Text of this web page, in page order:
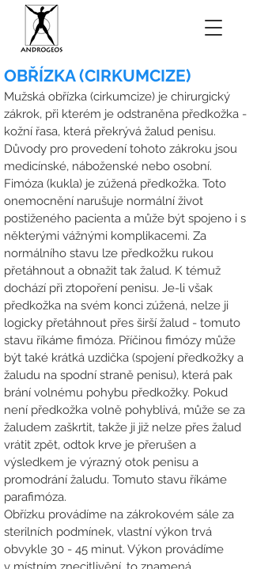
OBŘÍZKA (CIRKUMCIZE)
Mužská obřízka (cirkumcize) je chirurgický
zákrok, při kterém je odstraněna předkožka -
kožní řasa, která překrývá žalud penisu.
Důvody pro provedení tohoto zákroku jsou
medicínské, náboženské nebo osobní.
Fimóza (kukla) je zúžená předkožka. Toto
onemocnění narušuje normální život
postiženého pacienta a může být spojeno i s
některými vážnými komplikacemi. Za
normálního stavu lze předkožku rukou
přetáhnout a obnažit tak žalud. K témuž
dochází při ztopoření penisu. Je-li však
předkožka na svém konci zúžená, nelze ji
logicky přetáhnout přes širší žalud - tomuto
stavu říkáme fimóza. Příčinou fimózy může
být také krátká uzdička (spojení předkožky a
žaludu na spodní straně penisu), která pak
brání volnému pohybu předkožky. Pokud
není předkožka volně pohyblivá, může se za
žaludem zaškrtit, takže ji již nelze přes žalud
vrátit zpět, odtok krve je přerušen a
výsledkem je výrazný otok penisu a
promodrání žaludu. Tomuto stavu říkáme
parafimóza.
Obřízku provádíme na zákrokovém sále za
sterilních podmínek, vlastní výkon trvá
obvykle 30 - 45 minut. Výkon provádíme